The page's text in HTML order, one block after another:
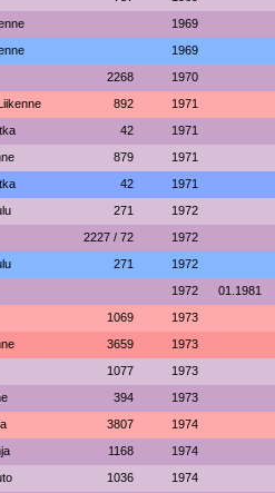
1969
1969
2268 1970
892 1971
42 1971
879 1971
42 1971
271 1972
2227 / 72 1972
271 1972
1972 01.1981
1069 1973
3659 1973
1077 1973
394 1973
3807 1974
1168 1974
1036 1974